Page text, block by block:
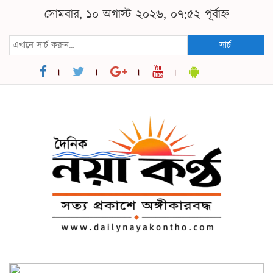
সোমবার, ১০ অগাস্ট ২০২৬, ০৭:৫২ পূর্বাহ্ন
সার্চ